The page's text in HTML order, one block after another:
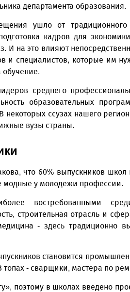
департамента образования.
ушло от
кадров для
И на это влияют
и специалистов, которые им
обучение.
среднего
образовательных
некоторых ссузах нашего
вузы страны.
что 60% выпускников
модные у молодежи профессии.
востребованными
строительная отрасль и
- здесь традиционно
становится
- сварщики, мастера по
поэтому в школах введено